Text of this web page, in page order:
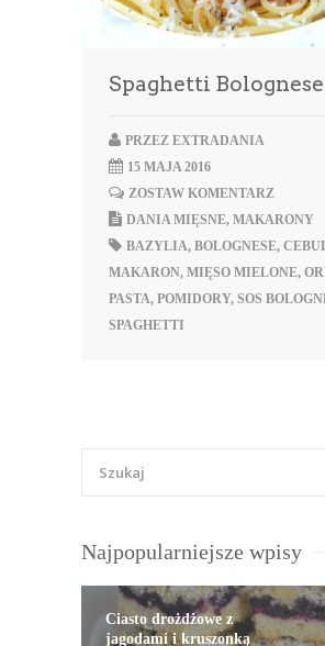
Spaghetti Bolognese
PRZEZ EXTRADANIA
15 MAJA 2016
ZOSTAW KOMENTARZ
DANIA MIĘSNE, MAKARONY
BAZYLIA, BOLOGNESE,
MAKARON, MIĘSO MIELONE,
PASTA, POMIDORY, SOS
SPAGHETTI
Najpopularniejsze wpisy
Ciasto drożdżowe z
jagodami i kruszonką